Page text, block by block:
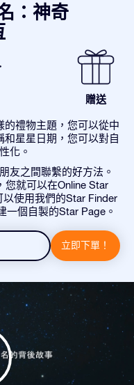
：神奇
贈送
禮物主題，您可以從中
星星日期，您可以對自
化。
友之間聯繫的好方法。
您就可以在Online Star
使用我們的Star Finder
一個自製的Star Page。
立即下單！